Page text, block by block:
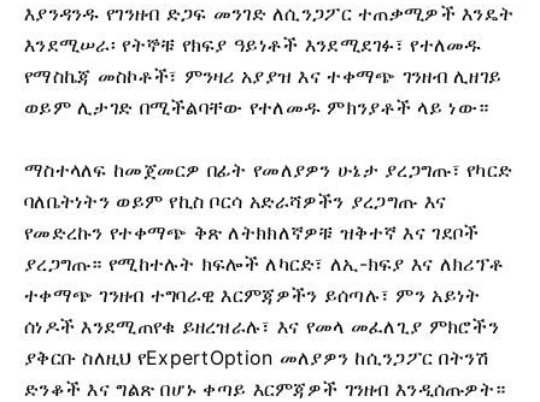
እያንዳንዱ የገንዘብ ድጋፍ መንገድ ለሲንጋፖር ተጠቃሚዎች እንዴት
እንደሚሠራ፡ የትኞቹ የክፍያ ዓይነቶች እንደሚደገፉ፣ የተለመዱ
የማስኬጃ መስኮቶች፣ ምንዛሪ አያያዝ እና ተቀማጭ ገንዘብ ሊዘገይ
ወይም ሊታገድ በሚችልባቸው የተለመዱ ምክንያቶች ላይ ነው።
ማስተላለፍ ከመጀመርዎ በፊት የመለያዎን ሁኔታ ያረጋግጡ፣ የካርድ
ባለቤትነትን ወይም የኪስ ቦርሳ አድራሻዎችን ያረጋግጡ እና
የመድረኩን የተቀማጭ ቅጽ ለትክክለኛዎቹ ዝቅተኛ እና ገደቦች
ያረጋግጡ። የሚከተሉት ክፍሎች ለካርድ፣ ለኢ-ክፍያ እና ለክሪፕቶ
ተቀማጭ ገንዘብ ተግባራዊ እርምጃዎችን ይሰጣሉ፣ ምን አይነት
ሰነዶች እንደሚጠየቁ ይዘረዝራሉ፣ እና የመላ መፈለጊያ ምክሮችን
ያቅርቡ ስለዚህ የExpertOption መለያዎን ከሲንጋፖር በትንሽ
ድንቆች እና ግልጽ በሆኑ ቀጣይ እርምጃዎች ገንዘብ እንዲሰጡዎት።